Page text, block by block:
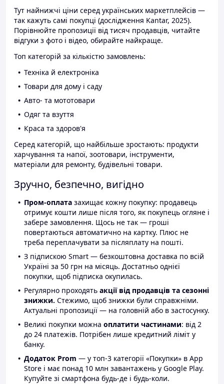
Тут найнижчі ціни серед українських маркетплейсів —
так кажуть самі покупці (дослідження Kantar, 2025).
Порівнюйте пропозиції від тисяч продавців, читайте
відгуки з фото і відео, обирайте найкраще.
Топ категорій за кількістю замовлень:
Техніка й електроніка
Товари для дому і саду
Авто- та мототовари
Одяг та взуття
Краса та здоров'я
Серед категорій, що найбільше зростають: продукти
харчування та напої, зоотовари, інструменти,
матеріали для ремонту, будівельні товари.
Зручно, безпечно, вигідно
Пром-оплата захищає кожну покупку: продавець
отримує кошти лише після того, як покупець огляне і
забере замовлення. Щось не так — гроші
повертаються автоматично на картку. Плюс не
треба переплачувати за післяплату на пошті.
З підпискою Smart — безкоштовна доставка по всій
Україні за 50 грн на місяць. Достатньо однієї
покупки, щоб підписка окупилась.
Регулярно проходять акції від продавців та сезонні
знижки. Стежимо, щоб знижки були справжніми.
Актуальні пропозиції — на головній або в застосунку.
Великі покупки можна оплатити частинами: від 2
до 24 платежів. Потрібен лише кредитний ліміт у
банку.
Додаток Prom — у топ-3 категорії «Покупки» в App
Store і має понад 10 млн завантажень у Google Play.
Купуйте зі смартфона будь-де і будь-коли.